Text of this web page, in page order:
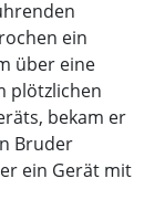
ein
über eine
plötzlichen
bekam er
Bruder
ein Gerät mit